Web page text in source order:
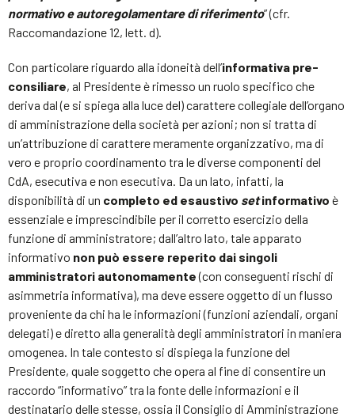
normativo e autoregolamentare di riferimento” (cfr.
Raccomandazione 12, lett. d).
Con particolare riguardo alla idoneità dell’informativa pre-
consiliare, al Presidente è rimesso un ruolo specifico che
deriva dal (e si spiega alla luce del) carattere collegiale dell’organo
di amministrazione della società per azioni; non si tratta di
un’attribuzione di carattere meramente organizzativo, ma di
vero e proprio coordinamento tra le diverse componenti del
CdA, esecutiva e non esecutiva. Da un lato, infatti, la
disponibilità di un completo ed esaustivo setinformativo è
essenziale e imprescindibile per il corretto esercizio della
funzione di amministratore; dall’altro lato, tale apparato
informativo non può essere reperito dai singoli
amministratori autonomamente(con conseguenti rischi di
asimmetria informativa), ma deve essere oggetto di un flusso
proveniente da chi ha le informazioni (funzioni aziendali, organi
delegati) e diretto alla generalità degli amministratori in maniera
omogenea. In tale contesto si dispiega la funzione del
Presidente, quale soggetto che opera al fine di consentire un
raccordo “informativo” tra la fonte delle informazioni e il
destinatario delle stesse, ossia il Consiglio di Amministrazione